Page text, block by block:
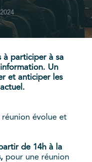
à participer à sa
Un
et anticiper les
évolue et
de 14h à la
pour une réunion